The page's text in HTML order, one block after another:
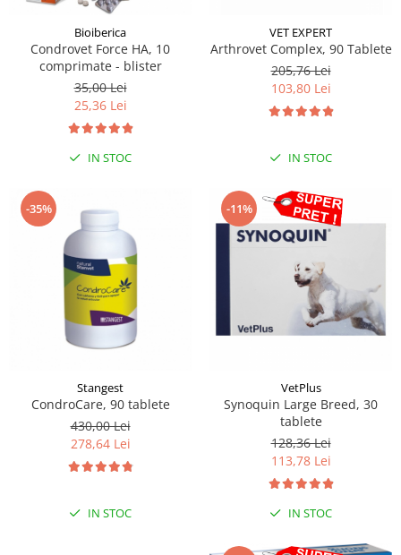
Sampoane si Balsamuri
Servetele Umede
Covorase absorbante
Curatare Ochi
Igiena Catel
Igiena Interior
Solutii Atractante si repelente
Custi transport - Pisici
Jucarii Pisici
Lese, Hamuri si Zgarzi
Paturi, perne si cosuri pentru pisici
Recompense Delicioase
Bioiberica
Condrovet Force HA, 10
comprimate - blister
35,00 Lei
25,36 Lei
IN STOC
VET EXPERT
Arthrovet Complex, 90 Tablete
205,76 Lei
103,80 Lei
IN STOC
-35%
Stangest
CondroCare, 90 tablete
430,00 Lei
278,64 Lei
IN STOC
-11%
VetPlus
Synoquin Large Breed, 30
tablete
128,36 Lei
113,78 Lei
IN STOC